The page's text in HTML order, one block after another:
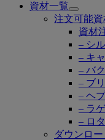
資材一覧
Open
submenu
注文可能資
資材
– シ
– キ
– バ
– ブ
– ヘ
– ラ
– ロ
ダウンロ